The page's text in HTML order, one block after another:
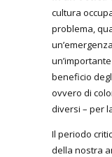
cultura
problema,
beneficio
ovvero di
diversi – per
Il periodo
della nostra